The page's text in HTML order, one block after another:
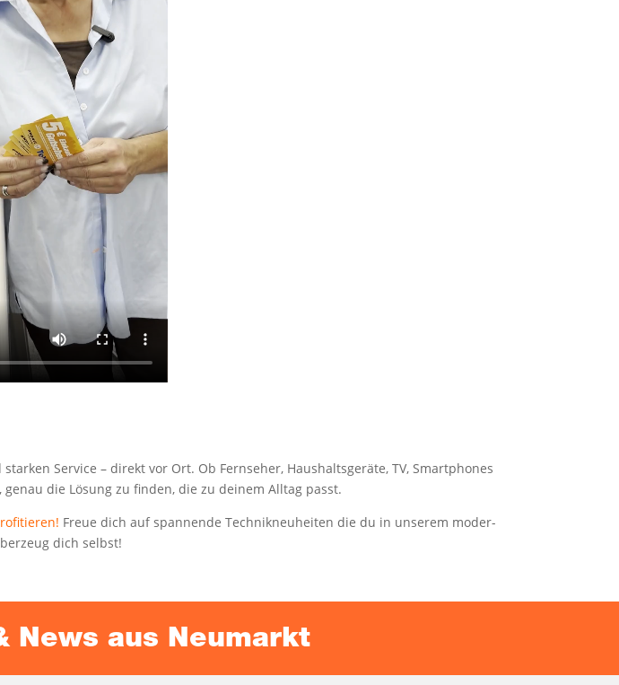
Ser­vice – direkt vor Ort. Ob Fern­se­her, Haus­halts­ge­rä­te, TV, Smart­phones
die Lösung zu fin­den, die zu dei­nem All­tag passt.
Freue dich auf span­nen­de Tech­nik­neu­hei­ten die du in unse­rem moder­
dich selbst!
News aus Neumarkt